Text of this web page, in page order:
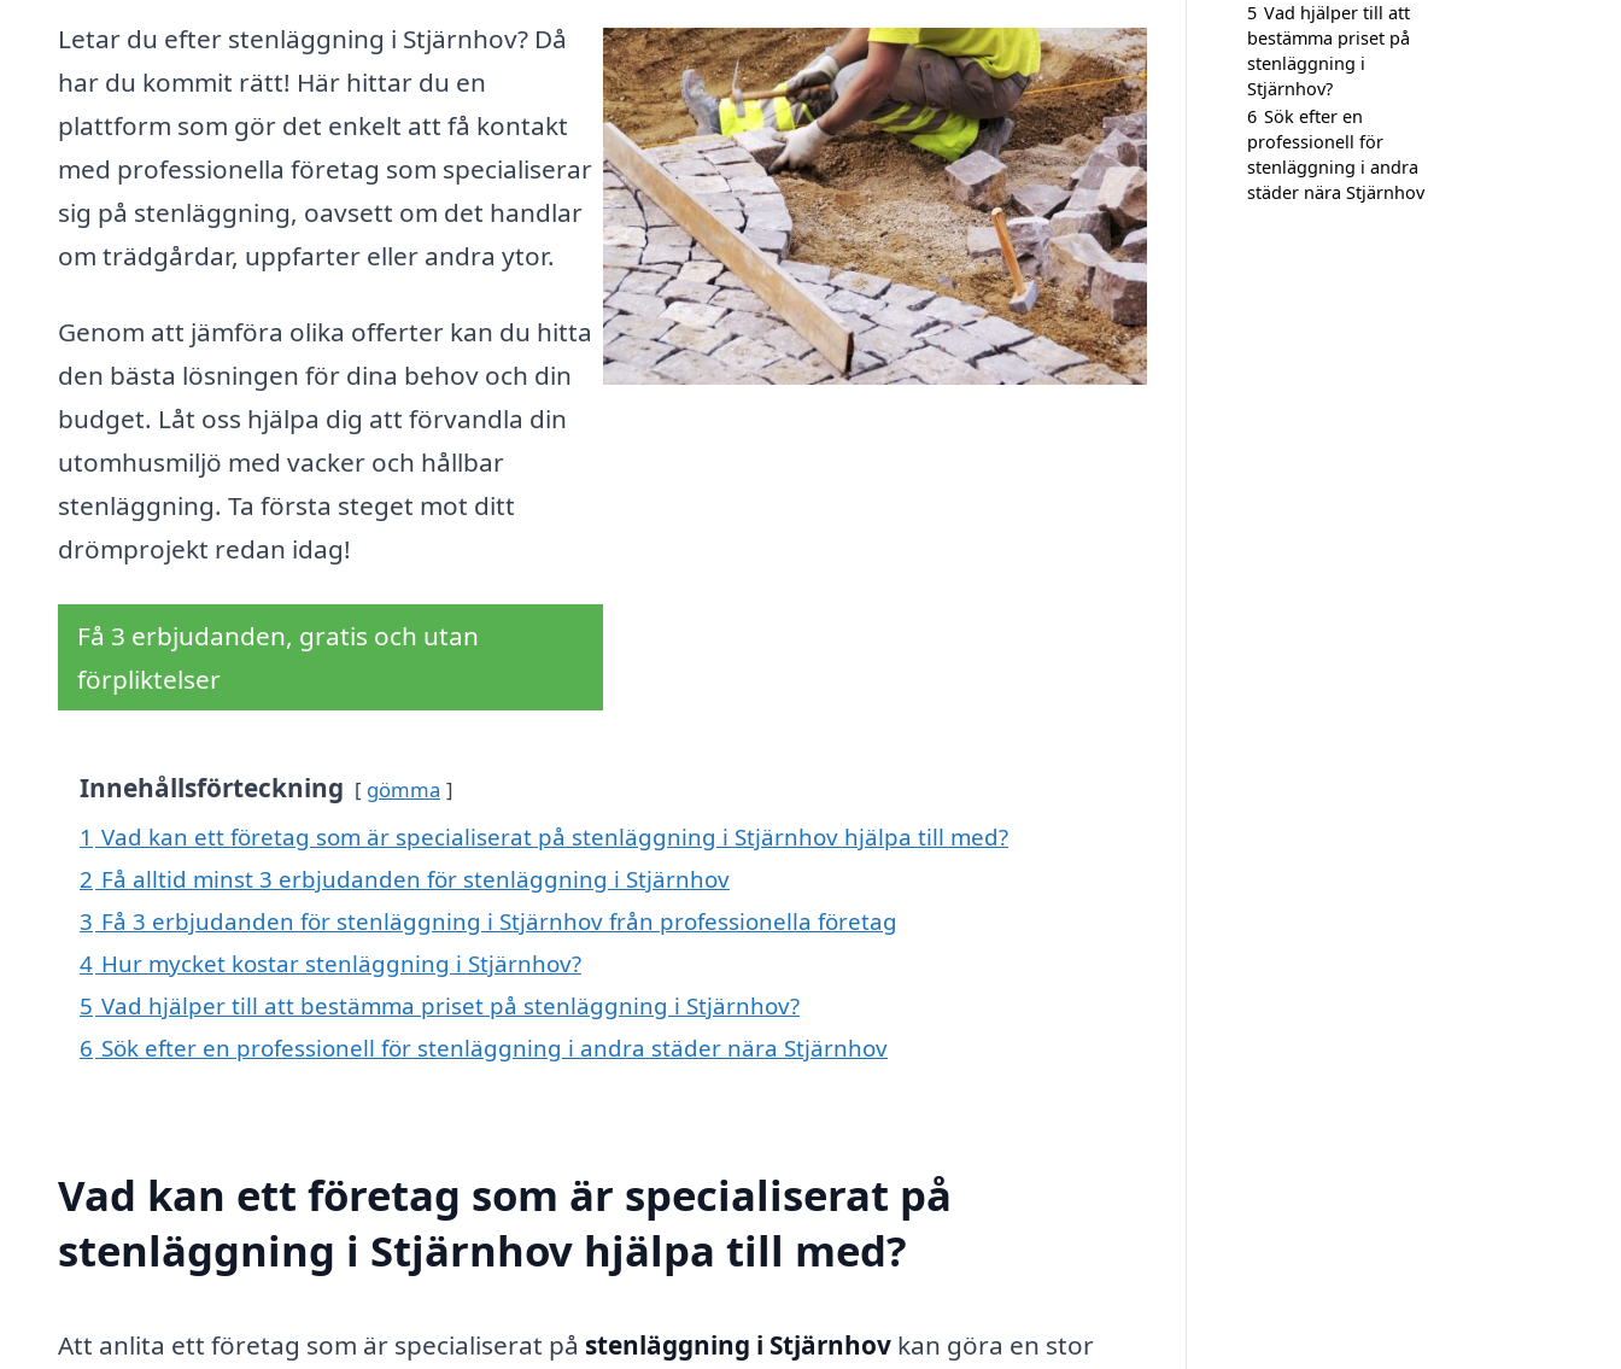
Letar du efter stenläggning i Stjärnhov? Då
har du kommit rätt! Här hittar du en
plattform som gör det enkelt att få kontakt
med professionella företag som specialiserar
sig på stenläggning, oavsett om det handlar
om trädgårdar, uppfarter eller andra ytor.
Genom att jämföra olika offerter kan du hitta
den bästa lösningen för dina behov och din
budget. Låt oss hjälpa dig att förvandla din
utomhusmiljö med vacker och hållbar
stenläggning. Ta första steget mot ditt
drömprojekt redan idag!
Få 3 erbjudanden, gratis och utan
förpliktelser
Innehållsförteckning gömma
1 Vad kan ett företag som är specialiserat på stenläggning i Stjärnhov hjälpa till med?
2 Få alltid minst 3 erbjudanden för stenläggning i Stjärnhov
3 Få 3 erbjudanden för stenläggning i Stjärnhov från professionella företag
4 Hur mycket kostar stenläggning i Stjärnhov?
5 Vad hjälper till att bestämma priset på stenläggning i Stjärnhov?
6 Sök efter en professionell för stenläggning i andra städer nära Stjärnhov
Vad kan ett företag som är specialiserat på
stenläggning i Stjärnhov hjälpa till med?
Att anlita ett företag som är specialiserat på stenläggning i Stjärnhov kan göra en stor
5 Vad hjälper till att
bestämma priset på
stenläggning i
Stjärnhov?
6 Sök efter en
professionell för
stenläggning i andra
städer nära Stjärnhov